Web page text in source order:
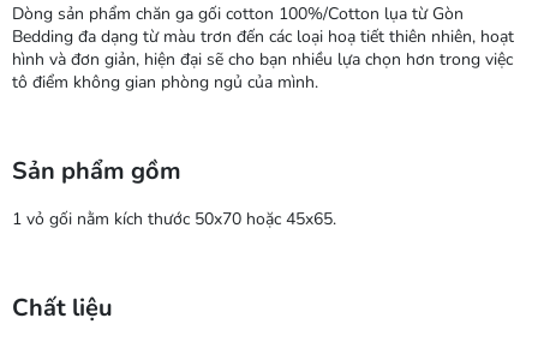
Dòng sản phẩm chăn ga gối cotton 100%/Cotton lụa từ Gòn
Bedding đa dạng từ màu trơn đến các loại hoạ tiết thiên nhiên, hoạt
hình và đơn giản, hiện đại sẽ cho bạn nhiều lựa chọn hơn trong việc
tô điểm không gian phòng ngủ của mình.
Sản phẩm gồm
1 vỏ gối nằm kích thước 50x70 hoặc 45x65.
Chất liệu